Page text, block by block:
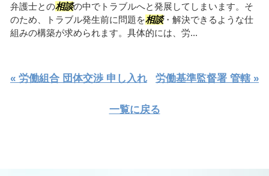
弁護士との相談の中でトラブルへと発展してしまいます。そ
のため、トラブル発生前に問題を相談・解決できるような仕
組みの構築が求められます。具体的には、労...
« 労働組合 団体交渉 申し入れ 労働基準監督署 管轄 »
一覧に戻る